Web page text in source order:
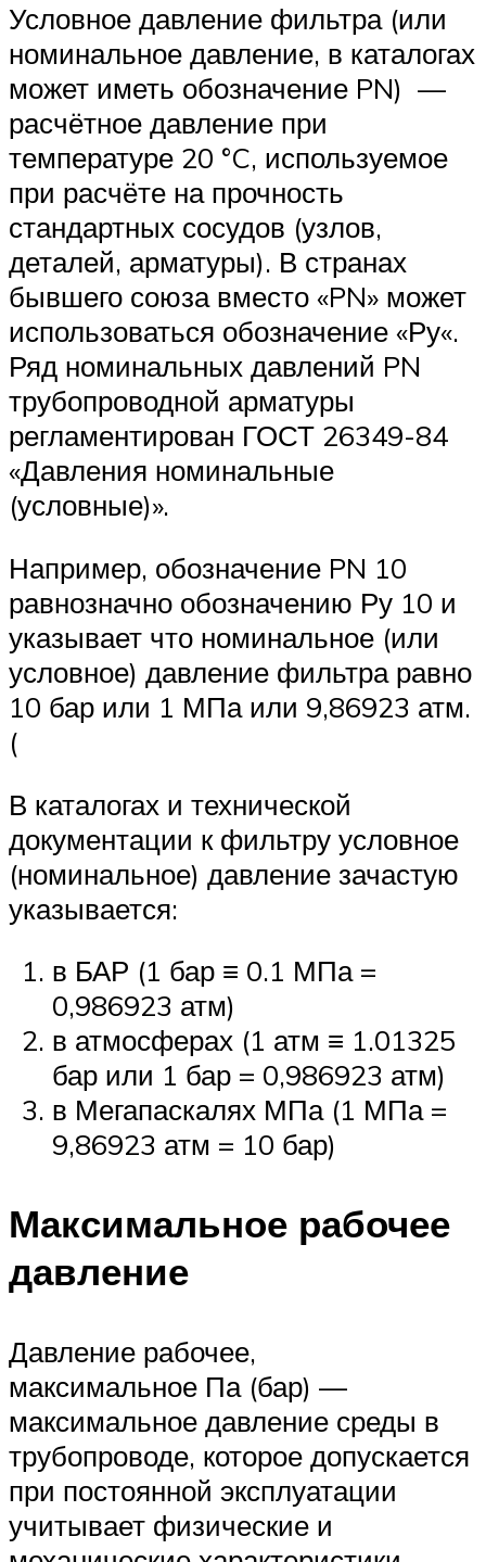
Условное давление фильтра (или
номинальное давление, в каталогах
может иметь обозначение PN) —
расчётное давление при
температуре 20 °C, используемое
при расчёте на прочность
стандартных сосудов (узлов,
деталей, арматуры). В странах
бывшего союза вместо «PN» может
использоваться обозначение «Ру«.
Ряд номинальных давлений PN
трубопроводной арматуры
регламентирован ГОСТ 26349-84
«Давления номинальные
(условные)».
Например, обозначение PN 10
равнозначно обозначению Ру 10 и
указывает что номинальное (или
условное) давление фильтра равно
10 бар или 1 МПа или 9,86923 атм.
(
В каталогах и технической
документации к фильтру условное
(номинальное) давление зачастую
указывается:
в БАР (1 бар ≡ 0.1 МПа =
0,986923 атм)
в атмосферах (1 атм ≡ 1.01325
бар или 1 бар = 0,986923 атм)
в Мегапаскалях МПа (1 МПа =
9,86923 атм = 10 бар)
Максимальное рабочее
давление
Давление рабочее,
максимальное Па (бар) —
максимальное давление среды в
трубопроводе, которое допускается
при постоянной эксплуатации
учитывает физические и